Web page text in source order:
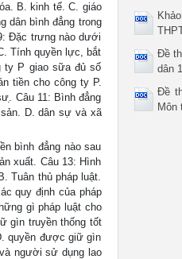
B. kinh tế. C. giáo
dân bình đẳng trong
Đặc trưng nào dưới
Tính quyền lực, bắt
ty P giao sữa đủ số
tiền cho công ty P.
Câu 11: Bình đẳng
D. dân sự và xã
bình đẳng nào sau
xuất. Câu 13: Hình
Tuân thủ pháp luật.
quy định của pháp
gì pháp luật cho
gìn truyền thống tốt
quyền được giữ gìn
người sử dụng lao
Đề
dân
Đề
Môn